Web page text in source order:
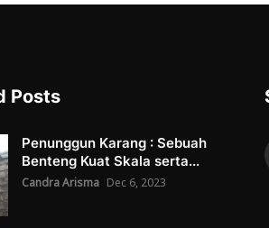
Posts
Penunggun Karang : Sebuah
Benteng Kuat Skala serta...
Candra Arisma Dec 6, 2023